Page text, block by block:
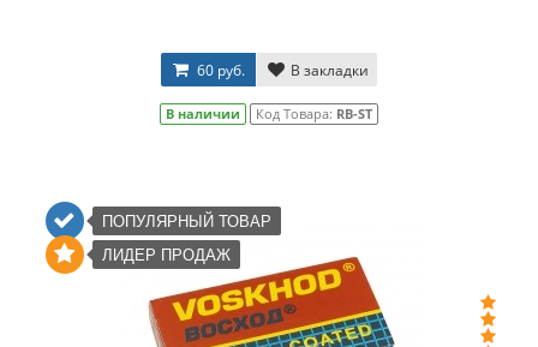
60 руб. В закладки
В наличии Код Товара: RB-ST
ПОПУЛЯРНЫЙ ТОВАР
ЛИДЕР ПРОДАЖ